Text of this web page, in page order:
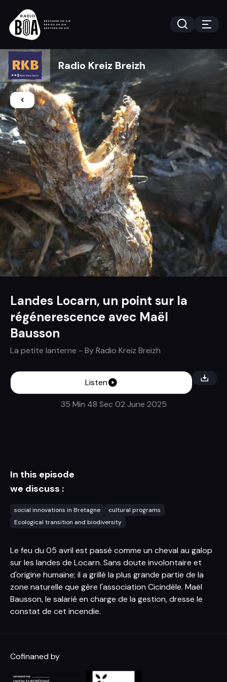
Radio Kreiz Breizh
Landes Locarn, un point sur la
régénerescence avec Maël
Bausson
La petite lanterne - ByRadio Kreiz Breizh
Listen
35 Min 48 Sec 02 June 2025
In this episode
we discuss :
social innovations in Bretagne
cultural programs
Ecological transition and biodiversity
Le feu du 05 avril est passé comme un cheval au galop
sur les landes de Locarn. Sans doute involontaire et
d'origine humaine; il a grillé la plus grande partie de la
zone naturelle que gère l'association Cicindèle. Maël
Bausson, le salarié en charge de la gestion, dresse le
constat de cet incendie.
Cofinaned by